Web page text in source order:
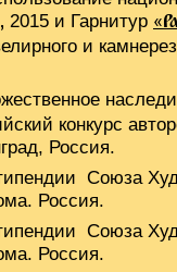
2015 и Гарнитур
и
конкурс
Россия.
Союза
Россия.
Союза
Россия.